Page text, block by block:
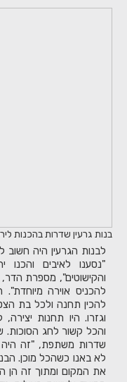
בנות גרעין שדרות בהכנות
לבנות הגרעין היה
"נסענו לאיבים
והקישוטים", מספרת
להכניס אוירה
להכין תחנה ולכל בת
וגזרו. היו תחנות
והכל קשור לחג הסוכות.
שדרות משתפת, "זה היה
לא באנו כשהכל מוכן.
את המקום ומתוך זה הן